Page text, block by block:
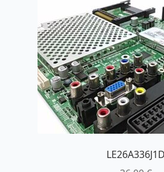
LE26A336J1D